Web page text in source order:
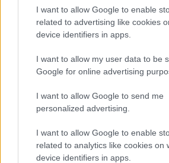
I want to allow Google to enable
related to advertising like cookies
device identifiers in apps.
I want to allow my user data to be
Google for online advertising
I want to allow Google to send me
personalized advertising.
I want to allow Google to enable
related to analytics like cookies on
device identifiers in apps.